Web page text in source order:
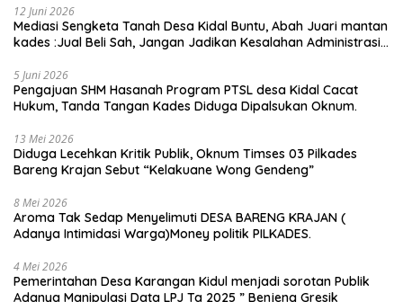
12 Juni 2026
Mediasi Sengketa Tanah Desa Kidal Buntu, Abah Juari mantan
kades :Jual Beli Sah, Jangan Jadikan Kesalahan Administrasi
5 Juni 2026
Pengajuan SHM Hasanah Program PTSL desa Kidal Cacat
Hukum, Tanda Tangan Kades Diduga Dipalsukan Oknum.
13 Mei 2026
Diduga Lecehkan Kritik Publik, Oknum Timses 03 Pilkades
Bareng Krajan Sebut “Kelakuane Wong Gendeng”
8 Mei 2026
Aroma Tak Sedap Menyelimuti DESA BARENG KRAJAN (
Adanya Intimidasi Warga)Money politik PILKADES.
4 Mei 2026
Pemerintahan Desa Karangan Kidul menjadi sorotan Publik
Adanya Manipulasi Data LPJ Ta 2025 ” Benjeng Gresik